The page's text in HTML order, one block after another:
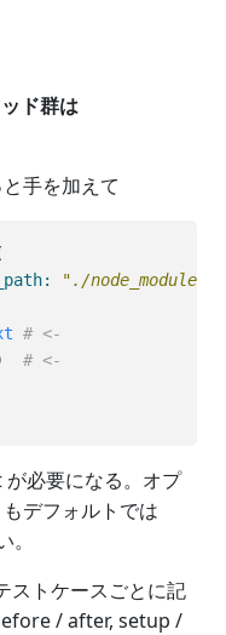
ド群は
手を加えて
"./
# <-
# <-
必要になる。オプ
デフォルトでは
ストケースごとに記
/ after, setup /